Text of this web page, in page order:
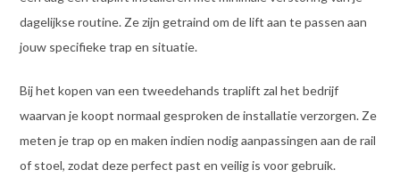
dagelijkse routine. Ze zijn getraind om de lift aan te passen aan
jouw specifieke trap en situatie.
Bij het kopen van een tweedehands traplift zal het bedrijf
waarvan je koopt normaal gesproken de installatie verzorgen. Ze
meten je trap op en maken indien nodig aanpassingen aan de rail
of stoel, zodat deze perfect past en veilig is voor gebruik.